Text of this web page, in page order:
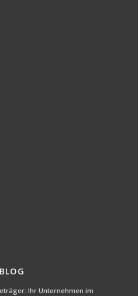
Ihr Unternehmen im